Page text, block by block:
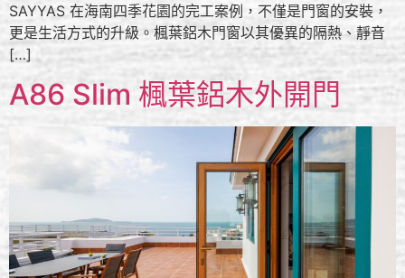
SAYYAS 在海南四季花園的完工案例，不僅是門窗的安裝，
更是生活方式的升級。楓葉鋁木門窗以其優異的隔熱、靜音
[…]
A86 Slim 楓葉鋁木外開門